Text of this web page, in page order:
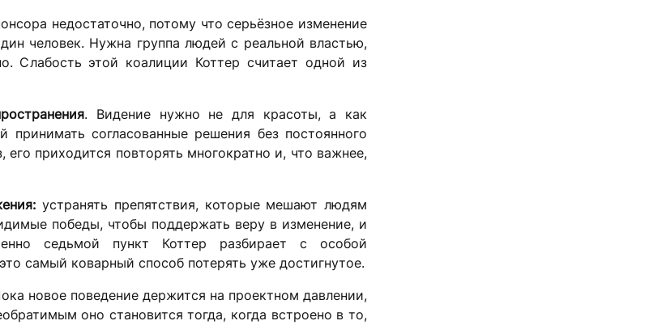
недостаточно, потому что серьёзное изменение
человек. Нужна группа людей с реальной властью,
Слабость этой коалиции Коттер считает одной из
. Видение нужно не для красоты, а как
согласованные решения без постоянного
приходится повторять многократно и, что важнее,
устранять препятствия, которые мешают людям
победы, чтобы поддержать веру в изменение, и
седьмой пункт Коттер разбирает с особой
самый коварный способ потерять уже достигнутое.
новое поведение держится на проектном давлении,
оно становится тогда, когда встроено в то,